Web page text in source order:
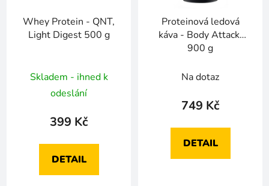
Whey Protein - QNT,
Light Digest 500 g
Skladem - ihned k
odeslání
399 Kč
DETAIL
Proteinová ledová
káva - Body Attack,
900 g
Na dotaz
749 Kč
DETAIL